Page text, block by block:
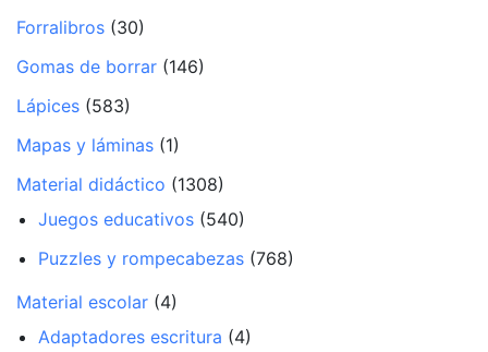
Forralibros (30)
Gomas de borrar (146)
Lápices (583)
Mapas y láminas (1)
Material didáctico (1308)
Juegos educativos (540)
Puzzles y rompecabezas (768)
Material escolar (4)
Adaptadores escritura (4)